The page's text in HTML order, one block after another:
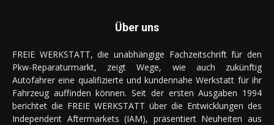
Über uns
FREIE WERKSTATT, die unabhängige Fachzeitschrift für den
Pkw-Reparaturmarkt, zeigt Wege, wie auch zukünftig
Autofahrer eine qualifizierte und kundennahe Werkstatt für ihr
Fahrzeug auffinden können. Seit der ersten Ausgaben 1994
berichtet die FREIE WERKSTATT über die Entwicklungen des
Independent Aftermarkets (IAM), präsentiert Neuheiten aus